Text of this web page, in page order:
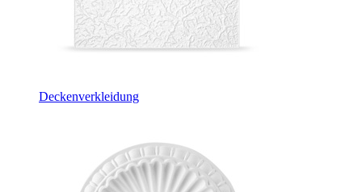
Deckenverkleidung